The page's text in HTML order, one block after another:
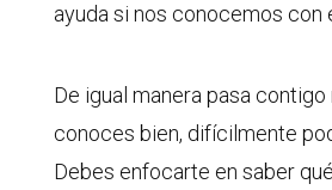
ayuda si nos conocemos con
De igual manera pasa
conoces bien, difícilmente
Debes enfocarte en saber